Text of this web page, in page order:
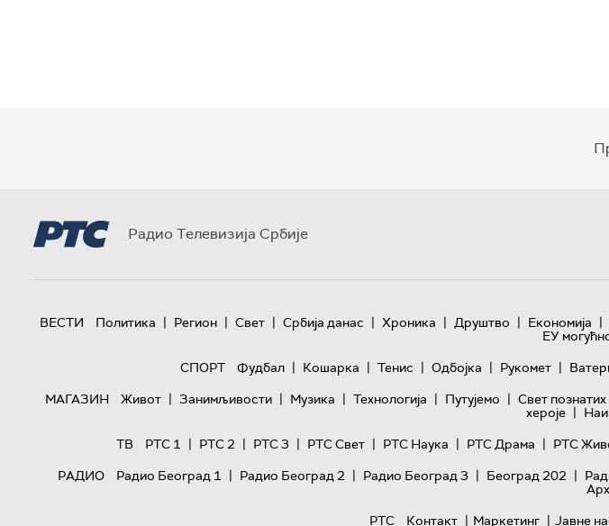
Радио Телевизија Србије
ВЕСТИ Политика | Регион | Свет | Србија данас | Хроника | Друштво | Економија |
ЕУ
СПОРТ
Фудбал | Кошарка | Тенис | Одбојка | Рукомет |
МАГАЗИН
Живот | Занимљивости | Музика | Технологијa | Путујемо | Свет познатих
хероје |
ТВ
РТС 1 | РТС 2 | РТС 3 | РТС Свет | РТС Наука | РТС Драма | РТС
РАДИО
Радио Београд 1 | Радио Београд 2 | Радио Београд 3 | Београд 202 |
РТС
Контакт | Маркетинг | Јавне